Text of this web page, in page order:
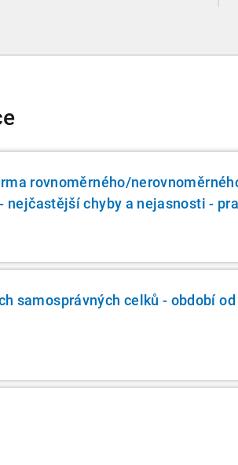
na stáří zaměstnancům v
rovnoměrného/
nejčastější chyby a nejasnosti -
samosprávných celků - období od